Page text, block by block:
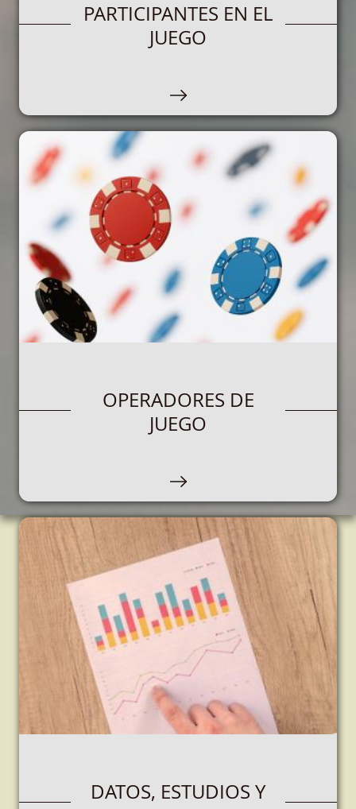
PARTICIPANTES EN EL
JUEGO
JUEGO
participen en juegos, loterías y apuestas, rifas,
concursos, o cualquier otro juego de azar.
OPERADORES DE
JUEGO
JUEGO
DATOS, ESTUDIOS Y